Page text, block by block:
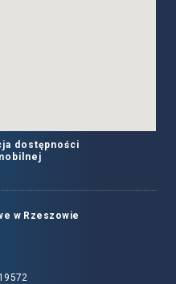
dostępności
w Rzeszowie